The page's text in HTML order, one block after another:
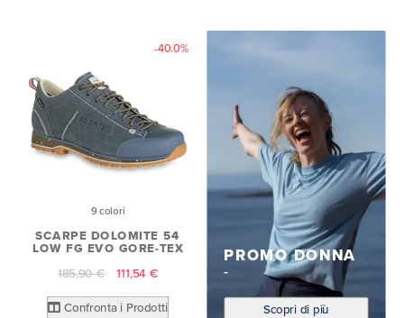
-40.0%
9 colori
SCARPE DOLOMITE 54
LOW FG EVO GORE-TEX
185,90 € 111,54 €
Confronta i Prodotti
PROMO DONNA
Scopri di più